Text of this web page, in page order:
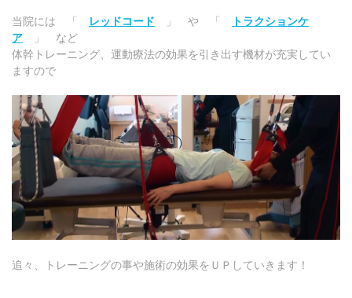
当院には 「 レッドコード 」 や 「
トラクションケ
ア 」 など
体幹トレーニング、運動療法の効果を引き出す機材が充実してい
ますので
追々、トレーニングの事や施術の効果をＵＰしていきます！